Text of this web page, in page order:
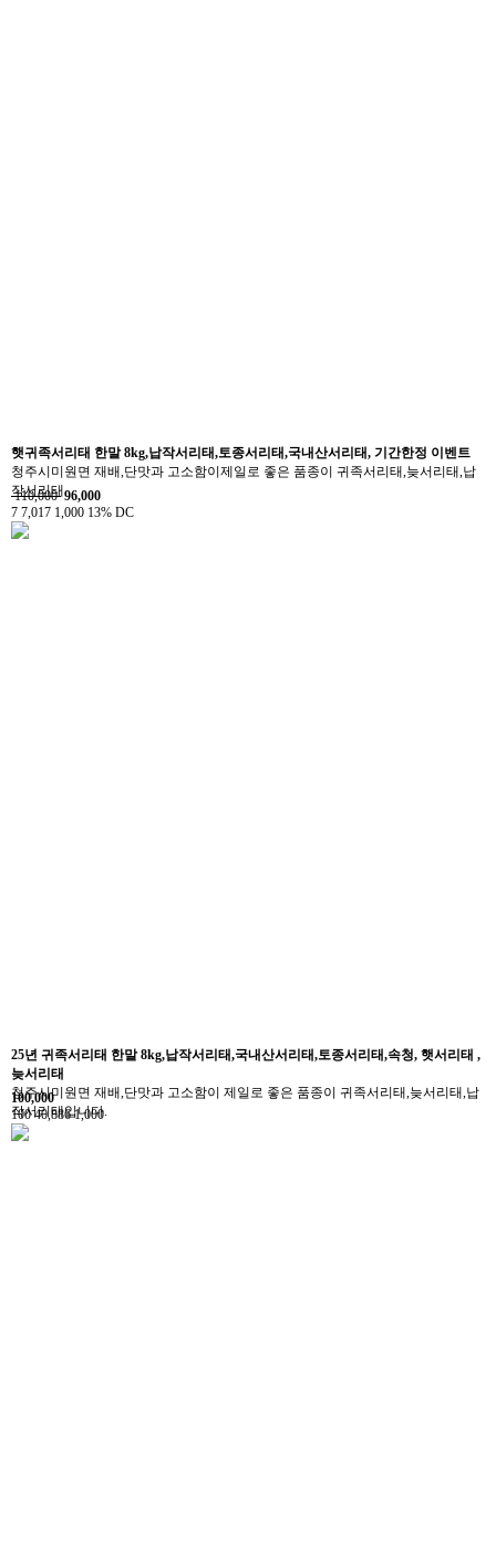
햇귀족서리태 한말 8kg,납작서리태,토종서리태,국내산서리태, 기간한정 이벤트
청주시미원면 재배,단맛과 고소함이제일로 좋은 품종이 귀족서리태,늦서리태,납
작서리태
110,000 96,000
7 7,017 1,000 13% DC
25년 귀족서리태 한말 8kg,납작서리태,국내산서리태,토종서리태,속청, 햇서리태 ,
늦서리태
청주시미원면 재배,단맛과 고소함이 제일로 좋은 품종이 귀족서리태,늦서리태,납
작서리태입니다.
100,000
10040,8861,000